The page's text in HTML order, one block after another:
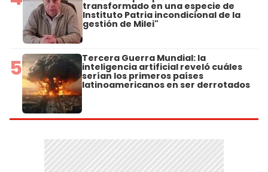
transformado en una especie de
Instituto Patria incondicional de la
gestión de Milei"
5 Tercera Guerra Mundial: la
inteligencia artificial reveló cuáles
serían los primeros países
latinoamericanos en ser derrotados